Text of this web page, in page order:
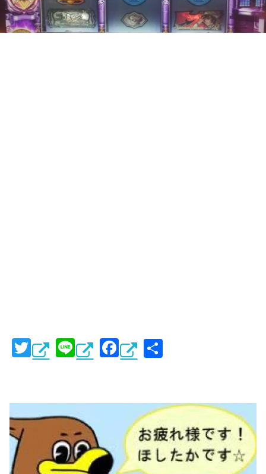
T
wi
er
Li
n
F
a
e
b
o
o